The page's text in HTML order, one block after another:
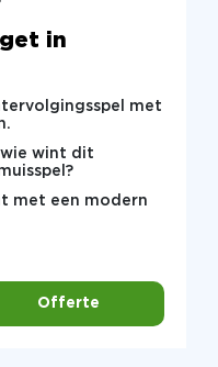
in
met
wie wint dit
met een modern
Offerte